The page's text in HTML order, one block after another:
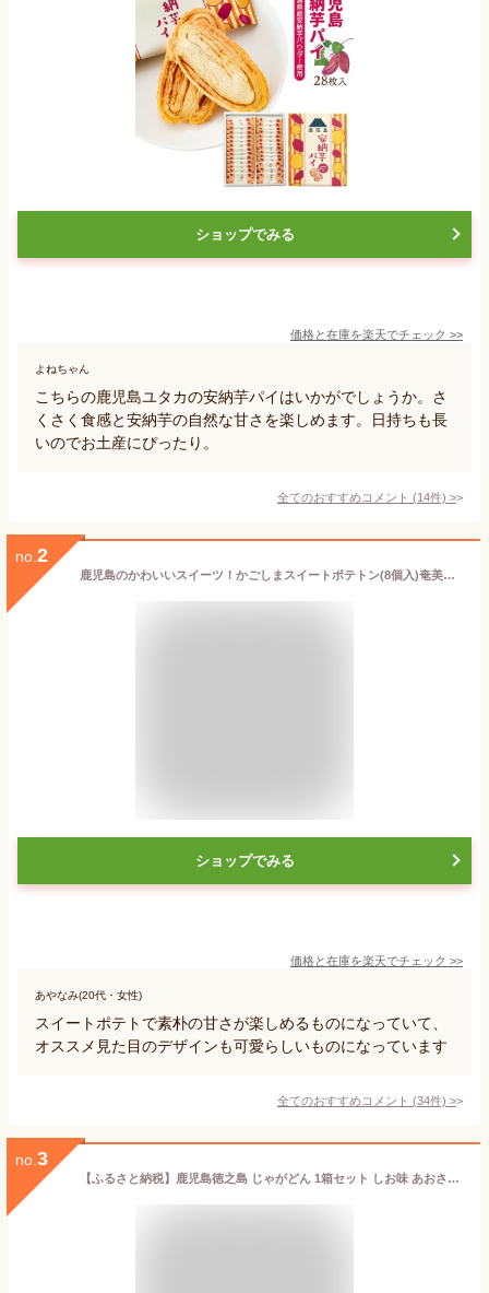
ショップでみる
価格と在庫を楽天でチェック >>
よねちゃん
こちらの鹿児島ユタカの安納芋パイはいかがでしょうか。さ
くさく食感と安納芋の自然な甘さを楽しめます。日持ちも長
いのでお土産にぴったり。
全てのおすすめコメント (14件) >
no. 2
鹿児島のかわいいスイーツ！かごしまスイートポテトン(8個入)奄美の里 土産 ギフト 西郷どん ご当地スイーツ 菓子 お取り寄せ スイートポテト さつま芋 お取り寄せ 御礼 お祝い お菓子 焼き菓子 手土産 ポイント消化 個包装 プレゼント 父の日 お中元 景品_お菓子
ショップでみる
価格と在庫を楽天でチェック >>
あやなみ(20代・女性)
スイートポテトで素朴の甘さが楽しめるものになっていて、
オススメ見た目のデザインも可愛らしいものになっています
全てのおすすめコメント (34件) >
no. 3
【ふるさと納税】鹿児島徳之島 じゃがどん 1箱セット しお味 あおさ味 じゃがいも ポテト ポテトスティック ポテトフライ 真空フライ製法 スナック おやつ 菓子 おかし 送料無料